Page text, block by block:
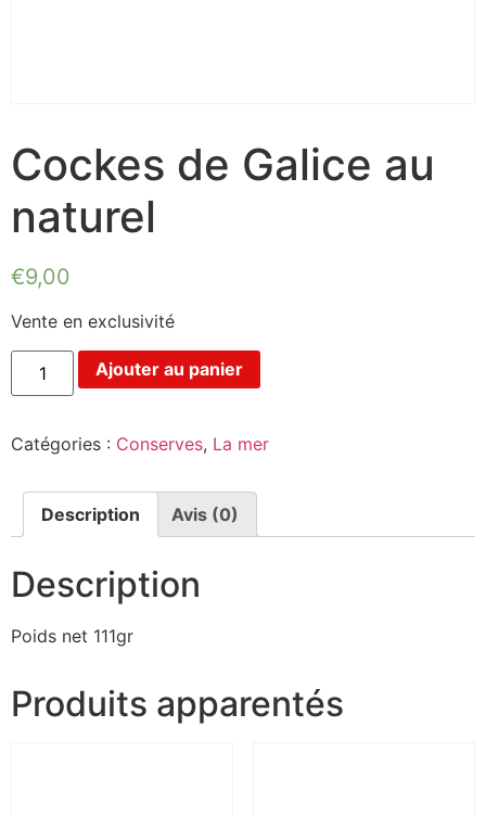
Cockes de Galice au
naturel
€9,00
Vente en exclusivité
Ajouter au panier
Catégories : Conserves, La mer
Description Avis (0)
Description
Poids net 111gr
Produits apparentés